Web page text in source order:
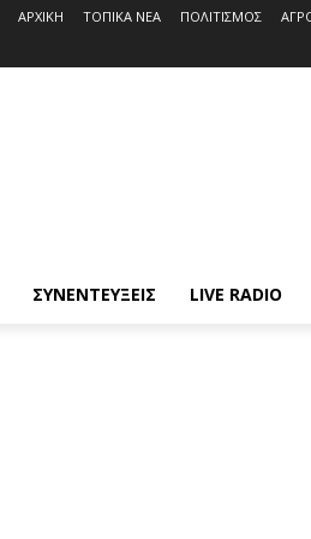
ΑΡΧΙΚΗ ΤΟΠΙΚΑ ΝΕΑ ΠΟΛΙΤΙΣΜΟΣ
ΣΥΝΕΝΤΕΥΞΕΙΣ LIVE RADIO